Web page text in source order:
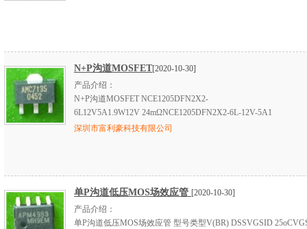
N+P沟道MOSFET[2020-10-30]
产品介绍：
N+P沟道MOSFET NCE1205DFN2X2-
6L12V5A1.9W12V 24mΩNCE1205DFN2X2-6L-12V-5A1
深圳市富利豪科技有限公司
单P沟道低压MOS场效应管 [2020-10-30]
产品介绍：
单P沟道低压MOS场效应管 型号类型V(BR) DSSVGSID